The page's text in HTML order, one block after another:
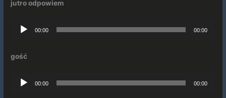
jutro odpowiem
Odtwarzacz
plików
00:00 00:00
gość
Odtwarzacz
plików
00:00 00:00